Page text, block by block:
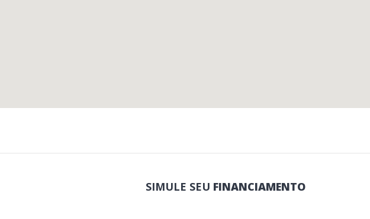
SIMULE SEU FINANCIAMENTO